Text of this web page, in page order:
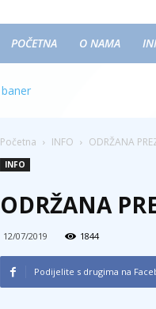
POČETNA O NAMA
Početna INFO ODRŽANA
INFO
ODRŽANA
12/07/2019 1844
Podijelite s drugima na